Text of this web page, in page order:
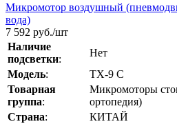
Микромотор воздушный
вода)
7 592 руб./шт
Наличие
подсветки:
Нет
Модель:
ТХ-9 С
Товарная
группа:
Микромоторы
ортопедия)
Страна:
КИТАЙ